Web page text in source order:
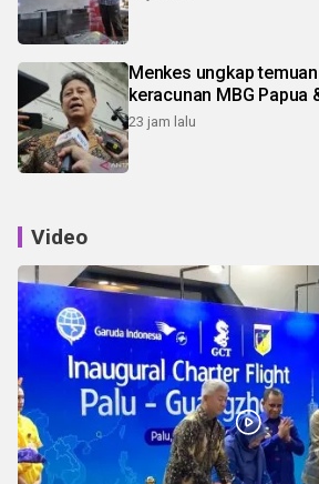
Menkes ungkap
keracunan MBG Papua
23 jam lalu
Video